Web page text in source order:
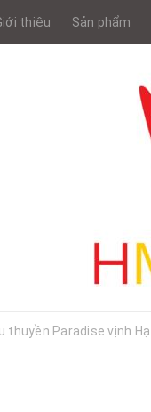
thiệu Sản phẩm
thuyền Paradise vịnh Hạ